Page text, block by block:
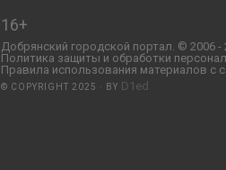
16+
Добрянский городской портал. © 2006 -
Политика защиты и обработки
Правила использования материалов с
© COPYRIGHT 2025 · BY D1ed